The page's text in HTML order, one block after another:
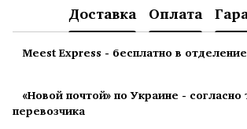
Доставка Оплата
Meest Express - бесплатно в отделение
«Новой почтой» по Украине -
перевозчика